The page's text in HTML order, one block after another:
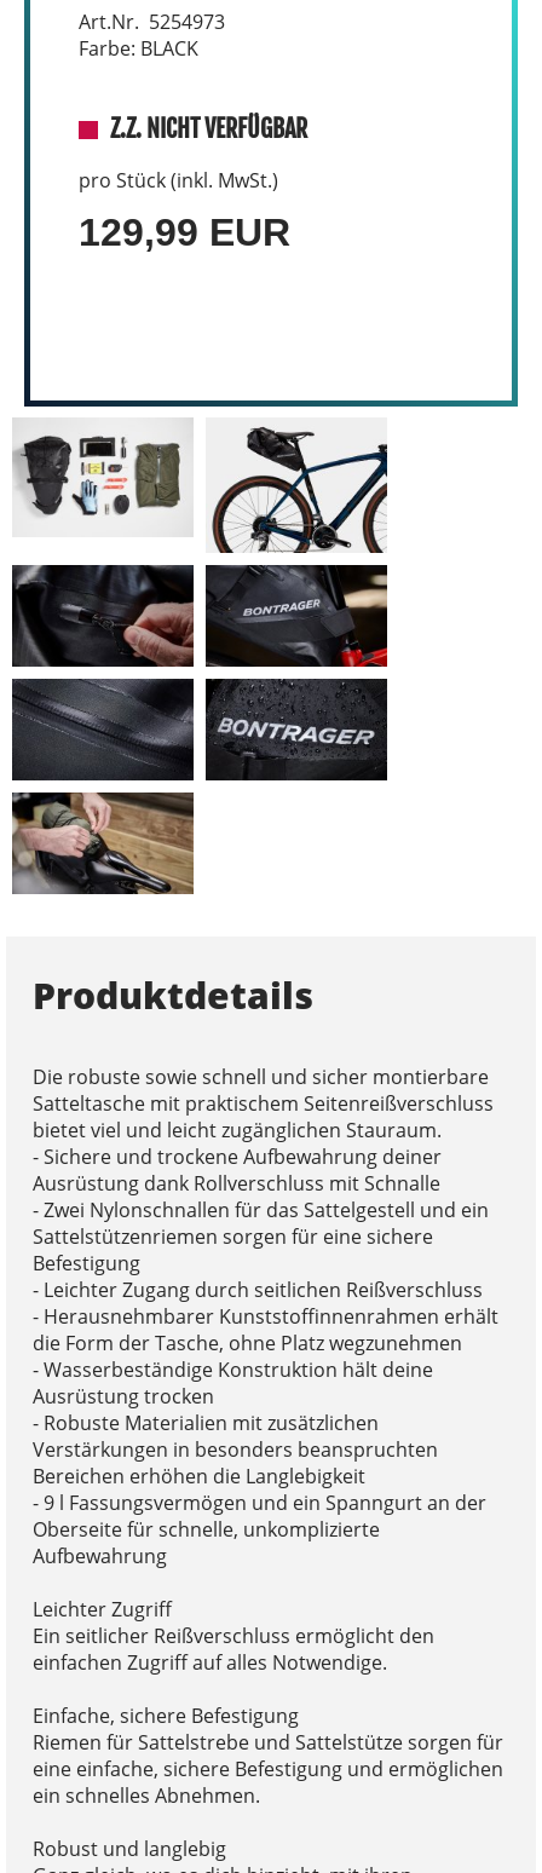
Art.Nr. 5254973
Farbe: BLACK
Z.Z. NICHT VERFÜGBAR
pro Stück (inkl. MwSt.)
129,99 EUR
Produktdetails
Die robuste sowie schnell und sicher montierbare
Satteltasche mit praktischem Seitenreißverschluss
bietet viel und leicht zugänglichen Stauraum.
- Sichere und trockene Aufbewahrung deiner
Ausrüstung dank Rollverschluss mit Schnalle
- Zwei Nylonschnallen für das Sattelgestell und ein
Sattelstützenriemen sorgen für eine sichere
Befestigung
- Leichter Zugang durch seitlichen Reißverschluss
- Herausnehmbarer Kunststoffinnenrahmen erhält
die Form der Tasche, ohne Platz wegzunehmen
- Wasserbeständige Konstruktion hält deine
Ausrüstung trocken
- Robuste Materialien mit zusätzlichen
Verstärkungen in besonders beanspruchten
Bereichen erhöhen die Langlebigkeit
- 9 l Fassungsvermögen und ein Spanngurt an der
Oberseite für schnelle, unkomplizierte
Aufbewahrung
Leichter Zugriff
Ein seitlicher Reißverschluss ermöglicht den
einfachen Zugriff auf alles Notwendige.
Einfache, sichere Befestigung
Riemen für Sattelstrebe und Sattelstütze sorgen für
eine einfache, sichere Befestigung und ermöglichen
ein schnelles Abnehmen.
Robust und langlebig